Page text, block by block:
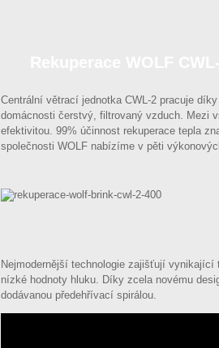
Centrální větrací jednotka CWL-2 pracuje
domácnosti čerstvý, filtrovaný vzduch. Mezi
efektivitou. 99% účinnost rekuperace tepla
společnosti WOLF nabízíme v pěti
Nejmodernější technologie zajišťují
nízké hodnoty hluku. Díky zcela novému
dodávanou předehřívací spirálou.